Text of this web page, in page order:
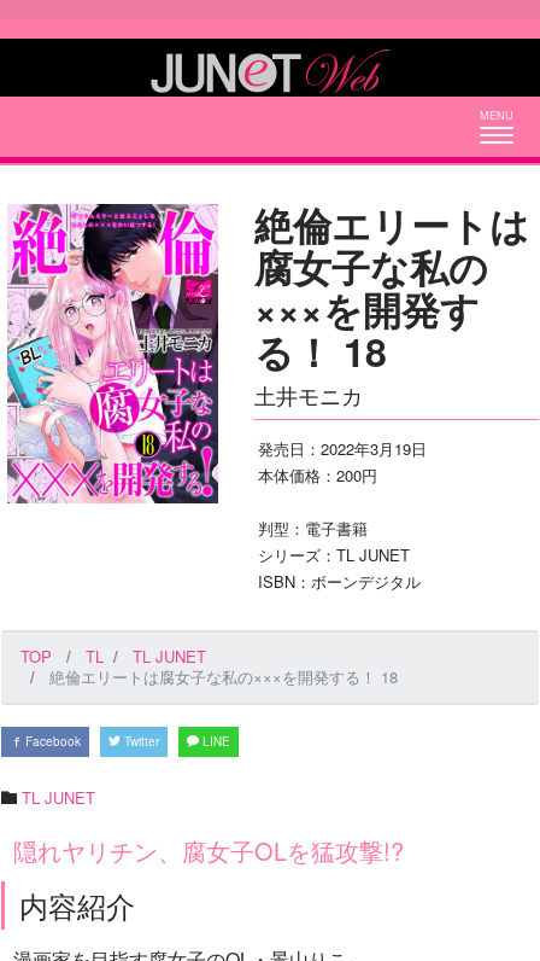
絶倫エリートは
腐女子な私の
×××を開発す
る！ 18
土井モニカ
発売日：2022年3月19日
本体価格：200円
判型：電子書籍
シリーズ：TL JUNET
ISBN：ボーンデジタル
TOP TL
TL JUNET
絶倫エリートは腐女子な私の×××を開発する！ 18
Facebook Twitter LINE
TL JUNET
隠れヤリチン、腐女子OLを猛攻撃!?
内容紹介